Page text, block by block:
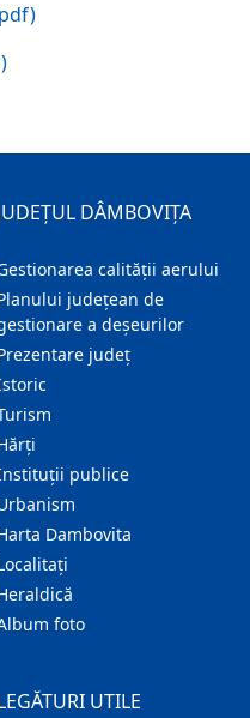
DÂMBOVIȚA
calității aerului
județean de
a deșeurilor
judeţ
publice
Dambovita
foto
UTILE